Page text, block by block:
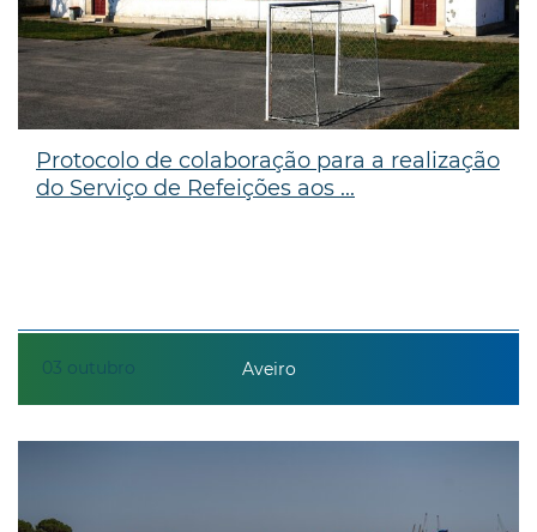
03 outubro
Protocolo de colaboração para a realização
do Serviço de Refeições aos ...
Aveiro